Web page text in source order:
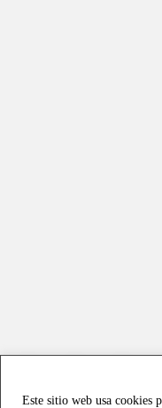
Este sitio web usa cookies